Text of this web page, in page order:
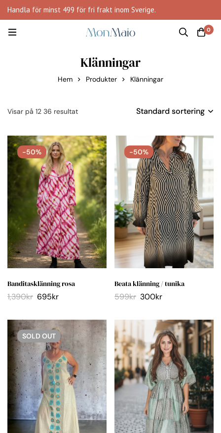
Handla för minst 499 för fri frakt inom Sverige.
0
Klänningar
Hem Produkter Klänningar
Visar på 12 36 resultat Standard sortering
-50%
Banditasklänning rosa
1,390kr 695kr
-50%
Beata klänning / tunika
599kr 300kr
SOLD OUT